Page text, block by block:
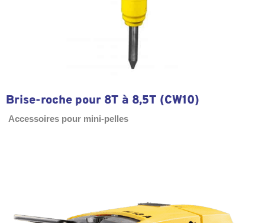
Brise-roche pour 8T à 8,5T (CW10)
Accessoires pour mini-pelles